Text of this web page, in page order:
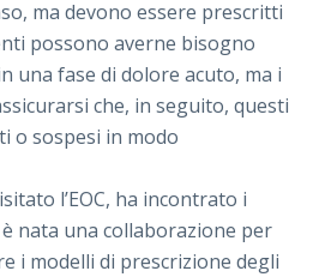
ma devono essere prescritti
possono averne bisogno
una fase di dolore acuto, ma i
che, in seguito, questi
o sospesi in modo
l’EOC, ha incontrato i
nata una collaborazione per
i modelli di prescrizione degli